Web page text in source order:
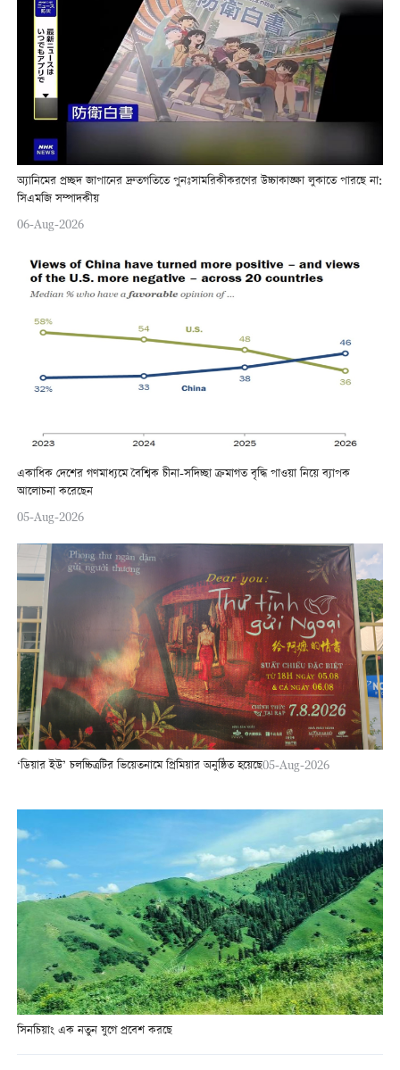
অ্যানিমের প্রচ্ছদ জাপানের দ্রুতগতিতে পুনঃসামরিকীকরণের উচ্চাকাঙ্ক্ষা লুকাতে পারছে না:
সিএমজি সম্পাদকীয়
06-Aug-2026
একাধিক দেশের গণমাধ্যমে বৈশ্বিক চীনা-সদিচ্ছা ক্রমাগত বৃদ্ধি পাওয়া নিয়ে ব্যাপক
আলোচনা করেছেন
05-Aug-2026
‘ডিয়ার ইউ’ চলচ্চিত্রটির ভিয়েতনামে প্রিমিয়ার অনুষ্ঠিত হয়েছে05-Aug-2026
সিনচিয়াং এক নতুন যুগে প্রবেশ করছে